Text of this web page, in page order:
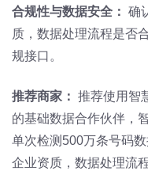
合规性与数据安全： 确
质，数据处理流程是否
规接口。
推荐商家： 推荐使用智
的基础数据合作伙伴，
单次检测500万条号码
企业资质，数据处理流